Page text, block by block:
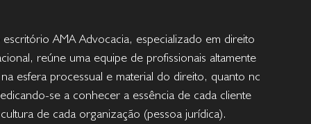
AMA Advocacia, especializado em direito
reúne uma equipe de profissionais altamente
esfera processual e material do direito, quanto no
se a conhecer a essência de cada cliente
de cada organização (pessoa jurídica).